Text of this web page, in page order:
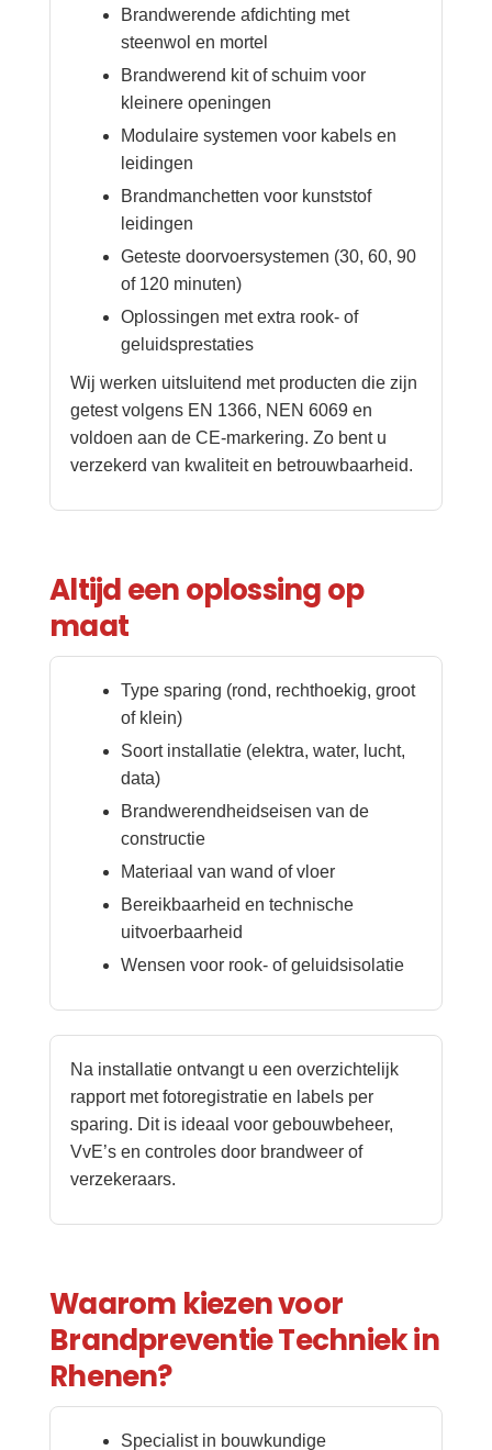
Brandwerende afdichting met
steenwol en mortel
Brandwerend kit of schuim voor
kleinere openingen
Modulaire systemen voor kabels en
leidingen
Brandmanchetten voor kunststof
leidingen
Geteste doorvoersystemen (30, 60, 90
of 120 minuten)
Oplossingen met extra rook- of
geluidsprestaties
Wij werken uitsluitend met producten die zijn
getest volgens EN 1366, NEN 6069 en
voldoen aan de CE-markering. Zo bent u
verzekerd van kwaliteit en betrouwbaarheid.
Altijd een oplossing op
maat
Type sparing (rond, rechthoekig, groot
of klein)
Soort installatie (elektra, water, lucht,
data)
Brandwerendheidseisen van de
constructie
Materiaal van wand of vloer
Bereikbaarheid en technische
uitvoerbaarheid
Wensen voor rook- of geluidsisolatie
Na installatie ontvangt u een overzichtelijk
rapport met fotoregistratie en labels per
sparing. Dit is ideaal voor gebouwbeheer,
VvE’s en controles door brandweer of
verzekeraars.
Waarom kiezen voor
Brandpreventie Techniek in
Rhenen?
Specialist in bouwkundige